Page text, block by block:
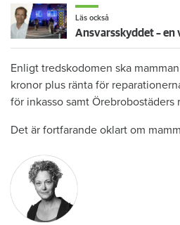
Läs också
Enligt tredskodomen ska
kronor plus ränta för
för inkasso samt Örebrobostäders
Det är fortfarande oklart om